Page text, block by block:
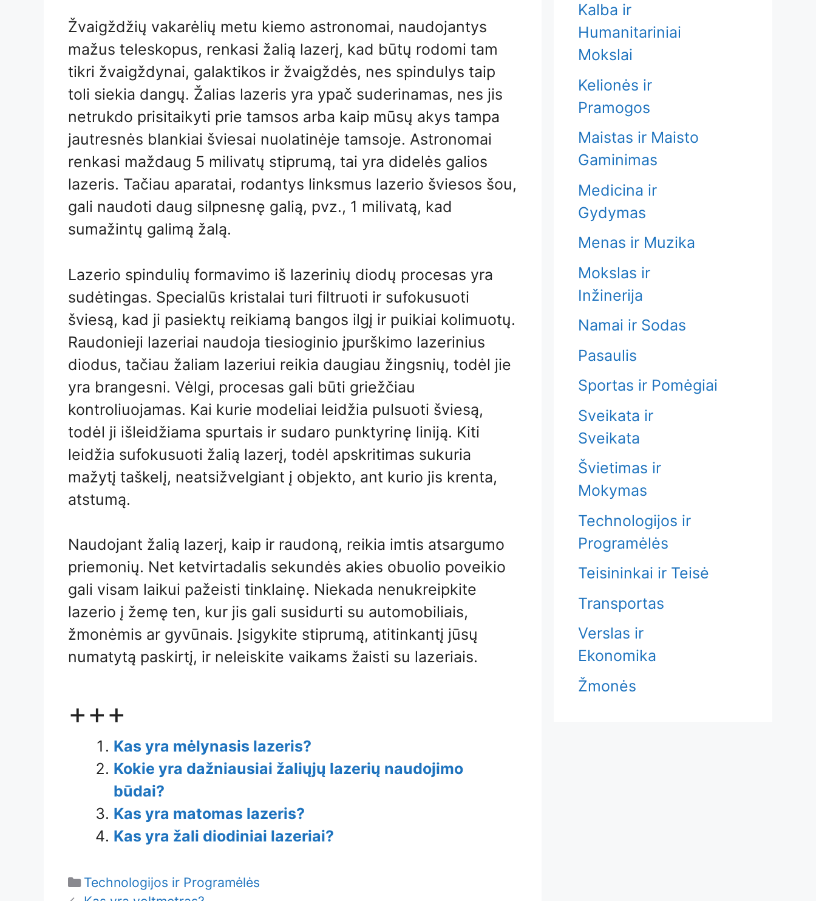
Žvaigždžių vakarėlių metu kiemo astronomai, naudojantys
mažus teleskopus, renkasi žalią lazerį, kad būtų rodomi tam
tikri žvaigždynai, galaktikos ir žvaigždės, nes spindulys taip
toli siekia dangų. Žalias lazeris yra ypač suderinamas, nes jis
netrukdo prisitaikyti prie tamsos arba kaip mūsų akys tampa
jautresnės blankiai šviesai nuolatinėje tamsoje. Astronomai
renkasi maždaug 5 milivatų stiprumą, tai yra didelės galios
lazeris. Tačiau aparatai, rodantys linksmus lazerio šviesos šou,
gali naudoti daug silpnesnę galią, pvz., 1 milivatą, kad
sumažintų galimą žalą.
Lazerio spindulių formavimo iš lazerinių diodų procesas yra
sudėtingas. Specialūs kristalai turi filtruoti ir sufokusuoti
šviesą, kad ji pasiektų reikiamą bangos ilgį ir puikiai kolimuotų.
Raudonieji lazeriai naudoja tiesioginio įpurškimo lazerinius
diodus, tačiau žaliam lazeriui reikia daugiau žingsnių, todėl jie
yra brangesni. Vėlgi, procesas gali būti griežčiau
kontroliuojamas. Kai kurie modeliai leidžia pulsuoti šviesą,
todėl ji išleidžiama spurtais ir sudaro punktyrinę liniją. Kiti
leidžia sufokusuoti žalią lazerį, todėl apskritimas sukuria
mažytį taškelį, neatsižvelgiant į objekto, ant kurio jis krenta,
atstumą.
Naudojant žalią lazerį, kaip ir raudoną, reikia imtis atsargumo
priemonių. Net ketvirtadalis sekundės akies obuolio poveikio
gali visam laikui pažeisti tinklainę. Niekada nenukreipkite
lazerio į žemę ten, kur jis gali susidurti su automobiliais,
žmonėmis ar gyvūnais. Įsigykite stiprumą, atitinkantį jūsų
numatytą paskirtį, ir neleiskite vaikams žaisti su lazeriais.
+++
Kas yra mėlynasis lazeris?
Kokie yra dažniausiai žaliųjų lazerių naudojimo
būdai?
Kas yra matomas lazeris?
Kas yra žali diodiniai lazeriai?
Categories
Technologijos ir Programėlės
Kalba ir
Humanitariniai
Mokslai
Kelionės ir
Pramogos
Maistas ir Maisto
Gaminimas
Medicina ir
Gydymas
Menas ir Muzika
Mokslas ir
Inžinerija
Namai ir Sodas
Pasaulis
Sportas ir Pomėgiai
Sveikata ir
Sveikata
Švietimas ir
Mokymas
Technologijos ir
Programėlės
Teisininkai ir Teisė
Transportas
Verslas ir
Ekonomika
Žmonės